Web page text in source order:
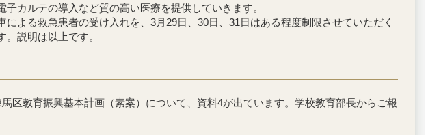
カルテの導入など質の高い医療を提供していきます。
よる救急患者の受け入れを、3月29日、30日、31日はある程度制限させていただく
説明は以上です。
区教育振興基本計画（素案）について、資料4が出ています。学校教育部長からご報